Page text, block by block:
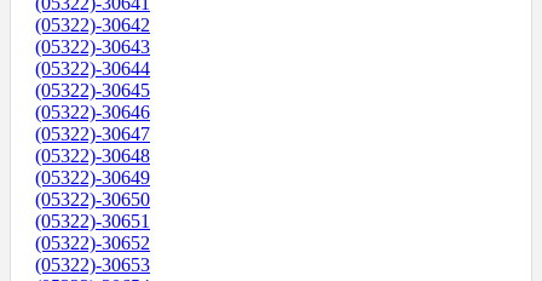
(05322)-30642
(05322)-30643
(05322)-30644
(05322)-30645
(05322)-30646
(05322)-30647
(05322)-30648
(05322)-30649
(05322)-30650
(05322)-30651
(05322)-30652
(05322)-30653